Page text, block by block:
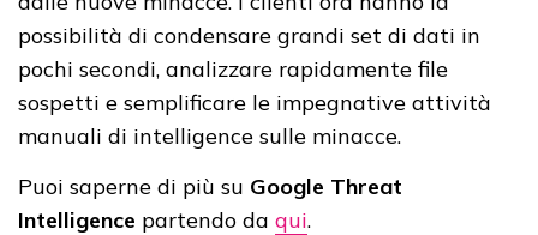
possibilità di condensare grandi set di dati in
pochi secondi, analizzare rapidamente file
sospetti e semplificare le impegnative attività
manuali di intelligence sulle minacce.
Puoi saperne di più su Google Threat
Intelligence partendo da qui.